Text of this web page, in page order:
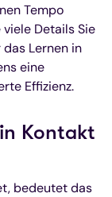
Tempo
Details Sie
Lernen in
eine
Effizienz.
Kontakt
bedeutet das